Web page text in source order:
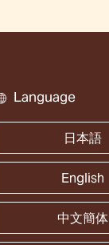
Language
日本語
English
中文簡体